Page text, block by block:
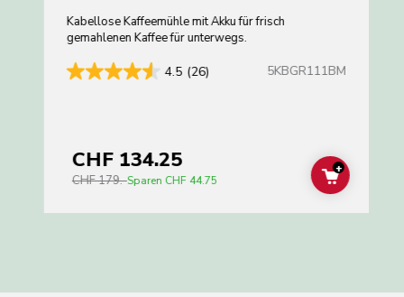
Kabellose Kaffeemühle mit Akku für frisch
gemahlenen Kaffee für unterwegs.
4.5 (26) 5KBGR111BM
CHF 134.25
CHF 179.-Sparen CHF 44.75 ADD TO
+